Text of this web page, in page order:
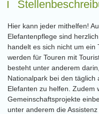
Hier kann jeder mithelfen!
Elefantenpflege sind
handelt es sich nicht um ein
werden für Touren mit
besteht unter anderem
Nationalpark bei den täglich
Elefanten zu helfen. Zudem
Gemeinschaftsprojekte
unter anderem die